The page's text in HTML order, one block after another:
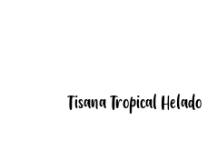
Tisana Tropical Helado